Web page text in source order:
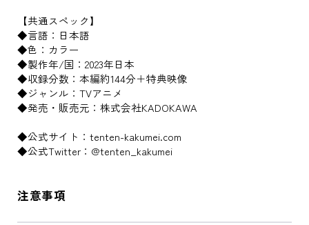
【共通スペック】
◆言語：日本語
◆色：カラー
◆製作年/国：2023年日本
◆収録分数：本編約144分＋特典映像
◆ジャンル：TVアニメ
◆発売・販売元：株式会社KADOKAWA
◆公式サイト：tenten-kakumei.com
◆公式Twitter：@tenten_kakumei
注意事項